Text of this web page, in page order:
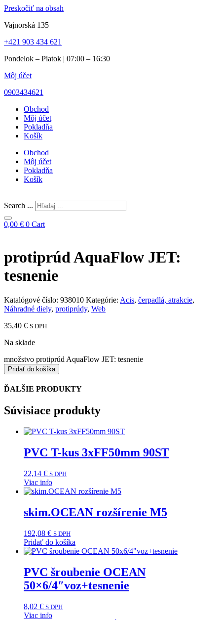
Preskočiť na obsah
Vajnorská 135
+421 903 434 621
Pondelok – Piatok | 07:00 – 16:30
Môj účet
0903434621
Obchod
Môj účet
Pokladňa
Košík
Obchod
Môj účet
Pokladňa
Košík
Search ...
0,00 € 0 Cart
protiprúd AquaFlow JET:
tesnenie
Katalógové číslo: 938010 Kategórie: Acis, čerpadlá, atrakcie,
Náhradné diely, protiprúdy, Web
35,40 € S DPH
Na sklade
množstvo protiprúd AquaFlow JET: tesnenie
Pridať do košíka
ĎALŠIE PRODUKTY
Súvisiace produkty
PVC T-kus 3xFF50mm 90ST
22,14 € S DPH
Viac info
skim.OCEAN rozšírenie M5
192,08 € S DPH
Pridať do košíka
PVC šroubenie OCEAN
50×6/4″voz+tesnenie
8,02 € S DPH
Viac info